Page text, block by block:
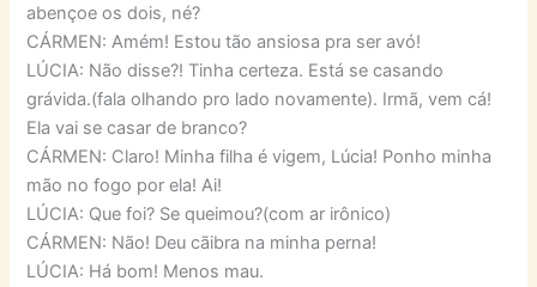
abençoe os dois, né?
CÁRMEN: Amém! Estou tão ansiosa pra ser avó!
LÚCIA: Não disse?! Tinha certeza. Está se casando
grávida.(fala olhando pro lado novamente). Irmã, vem cá!
Ela vai se casar de branco?
CÁRMEN: Claro! Minha filha é vigem, Lúcia! Ponho minha
mão no fogo por ela! Ai!
LÚCIA: Que foi? Se queimou?(com ar irônico)
CÁRMEN: Não! Deu cãibra na minha perna!
LÚCIA: Há bom! Menos mau.